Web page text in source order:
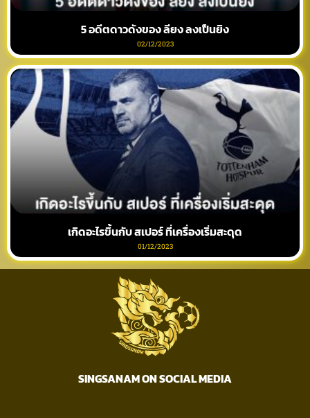
5 อดีตดาวดังของ ลียง ลงเป็นยิง
02/12/2023
เกิดอะไรขึ้นกับ สเปอร์ ที่เครื่องเริ่มสะดุด
01/12/2023
SINGSANAM ON SOCIAL MEDIA